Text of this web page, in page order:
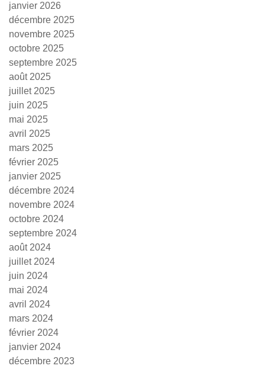
janvier 2026
décembre 2025
novembre 2025
octobre 2025
septembre 2025
août 2025
juillet 2025
juin 2025
mai 2025
avril 2025
mars 2025
février 2025
janvier 2025
décembre 2024
novembre 2024
octobre 2024
septembre 2024
août 2024
juillet 2024
juin 2024
mai 2024
avril 2024
mars 2024
février 2024
janvier 2024
décembre 2023